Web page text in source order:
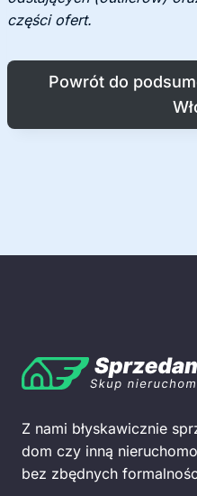
części ofert.
Powrót do
Z nami błyskawicznie
dom czy inną
bez zbędnych